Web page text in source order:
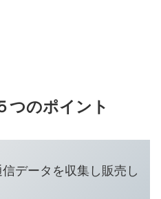
つのポイント
データを収集し販売し